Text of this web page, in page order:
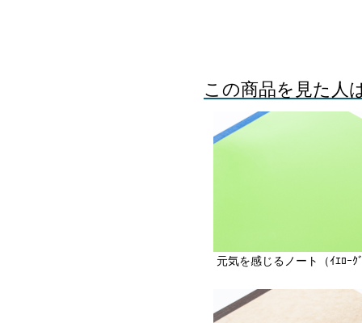
この商品を見た人
元気を感じるノート（ｲｴﾛｰｸ